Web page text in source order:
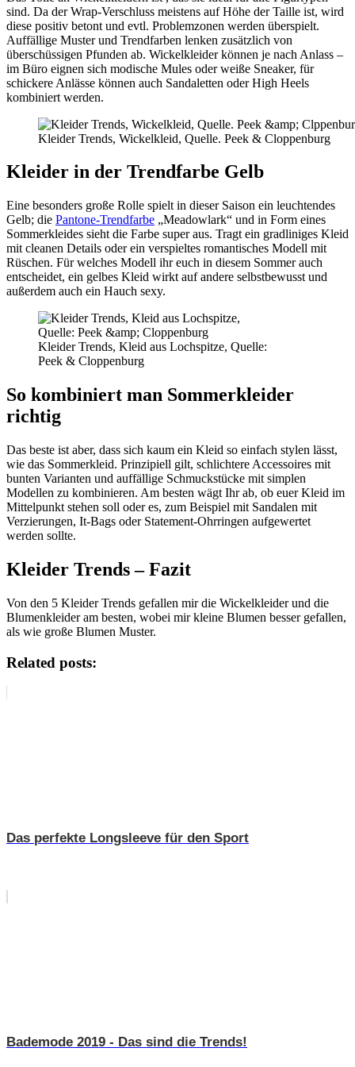
sind. Da der Wrap-Verschluss meistens auf Höhe der Taille ist, wird
diese positiv betont und evtl. Problemzonen werden überspielt.
Auffällige Muster und Trendfarben lenken zusätzlich von
überschüssigen Pfunden ab. Wickelkleider können je nach Anlass –
im Büro eignen sich modische Mules oder weiße Sneaker, für
schickere Anlässe können auch Sandaletten oder High Heels
kombiniert werden.
Kleider Trends, Wickelkleid, Quelle. Peek & Cloppenburg
Kleider in der Trendfarbe Gelb
Eine besonders große Rolle spielt in dieser Saison ein leuchtendes
Gelb; die Pantone-Trendfarbe „Meadowlark“ und in Form eines
Sommerkleides sieht die Farbe super aus. Tragt ein gradliniges Kleid
mit cleanen Details oder ein verspieltes romantisches Modell mit
Rüschen. Für welches Modell ihr euch in diesem Sommer auch
entscheidet, ein gelbes Kleid wirkt auf andere selbstbewusst und
außerdem auch ein Hauch sexy.
Kleider Trends, Kleid aus Lochspitze, Quelle:
Peek & Cloppenburg
So kombiniert man Sommerkleider
richtig
Das beste ist aber, dass sich kaum ein Kleid so einfach stylen lässt,
wie das Sommerkleid. Prinzipiell gilt, schlichtere Accessoires mit
bunten Varianten und auffällige Schmuckstücke mit simplen
Modellen zu kombinieren. Am besten wägt Ihr ab, ob euer Kleid im
Mittelpunkt stehen soll oder es, zum Beispiel mit Sandalen mit
Verzierungen, It-Bags oder Statement-Ohrringen aufgewertet
werden sollte.
Kleider Trends – Fazit
Von den 5 Kleider Trends gefallen mir die Wickelkleider und die
Blumenkleider am besten, wobei mir kleine Blumen besser gefallen,
als wie große Blumen Muster.
Related posts:
Das perfekte Longsleeve für den Sport
Bademode 2019 - Das sind die Trends!